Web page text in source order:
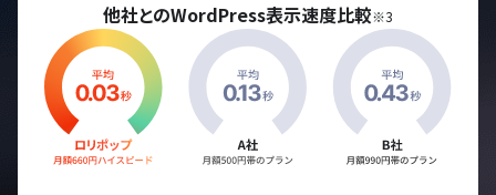
他社とのWordPress表示速度比較※3